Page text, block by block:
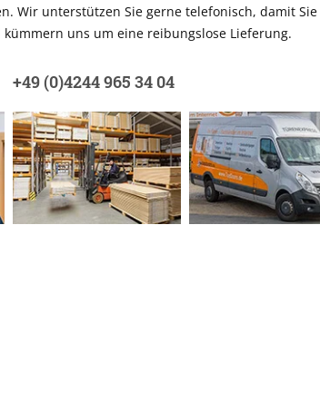
Wir unterstützen Sie gerne telefonisch, damit
uns um eine reibungslose Lieferung.
+49 (0)4244 965 34 04